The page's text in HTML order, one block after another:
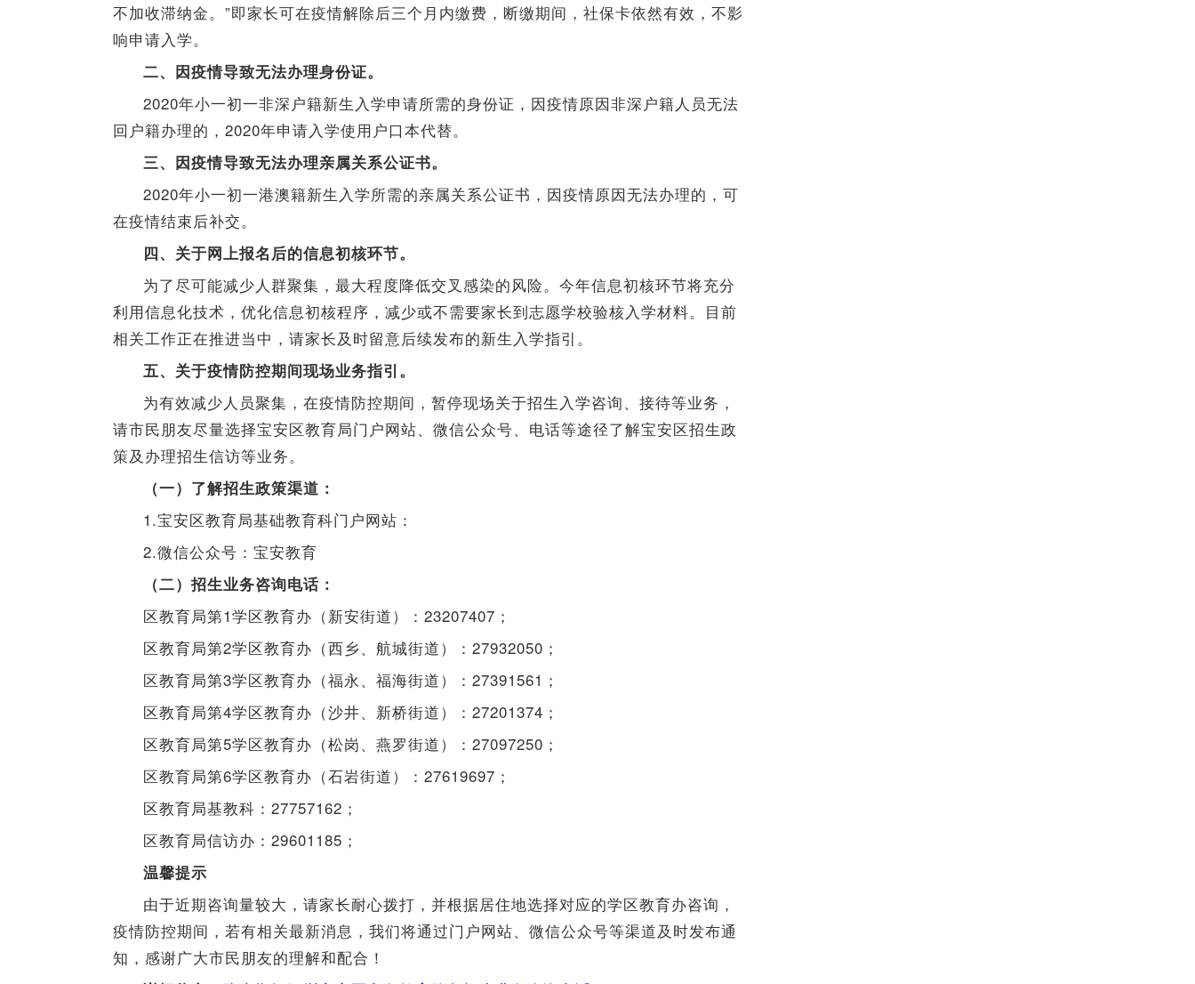
不加收滞纳金。”即家长可在疫情解除后三个月内缴费，断缴期间，社保卡依然有效，不影
响申请入学。
二、因疫情导致无法办理身份证。
2020年小一初一非深户籍新生入学申请所需的身份证，因疫情原因非深户籍人员无法
回户籍办理的，2020年申请入学使用户口本代替。
三、因疫情导致无法办理亲属关系公证书。
2020年小一初一港澳籍新生入学所需的亲属关系公证书，因疫情原因无法办理的，可
在疫情结束后补交。
四、关于网上报名后的信息初核环节。
为了尽可能减少人群聚集，最大程度降低交叉感染的风险。今年信息初核环节将充分
利用信息化技术，优化信息初核程序，减少或不需要家长到志愿学校验核入学材料。目前
相关工作正在推进当中，请家长及时留意后续发布的新生入学指引。
五、关于疫情防控期间现场业务指引。
为有效减少人员聚集，在疫情防控期间，暂停现场关于招生入学咨询、接待等业务，
请市民朋友尽量选择宝安区教育局门户网站、微信公众号、电话等途径了解宝安区招生政
策及办理招生信访等业务。
（一）了解招生政策渠道：
1.宝安区教育局基础教育科门户网站：
2.微信公众号：宝安教育
（二）招生业务咨询电话：
区教育局第1学区教育办（新安街道）：23207407；
区教育局第2学区教育办（西乡、航城街道）：27932050；
区教育局第3学区教育办（福永、福海街道）：27391561；
区教育局第4学区教育办（沙井、新桥街道）：27201374；
区教育局第5学区教育办（松岗、燕罗街道）：27097250；
区教育局第6学区教育办（石岩街道）：27619697；
区教育局基教科：27757162；
区教育局信访办：29601185；
温馨提示
由于近期咨询量较大，请家长耐心拨打，并根据居住地选择对应的学区教育办咨询，
疫情防控期间，若有相关最新消息，我们将通过门户网站、微信公众号等渠道及时发布通
知，感谢广大市民朋友的理解和配合！